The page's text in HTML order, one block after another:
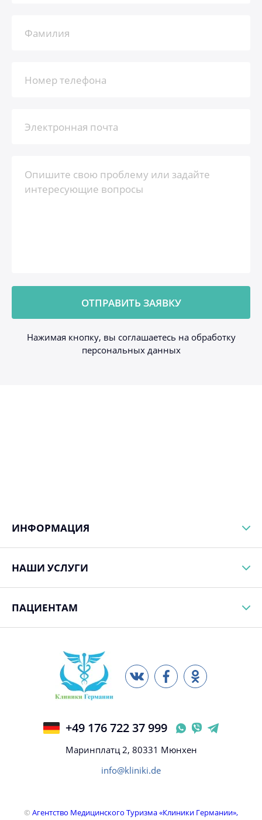
Нажимая кнопку, вы соглашаетесь на обработку
персональных данных
ИНФОРМАЦИЯ
НАШИ УСЛУГИ
ПАЦИЕНТАМ
+49 176 722 37 999
Маринплатц 2, 80331 Мюнхен
info@kliniki.de
© Агентство Медицинского Туризма «Клиники Германии»,